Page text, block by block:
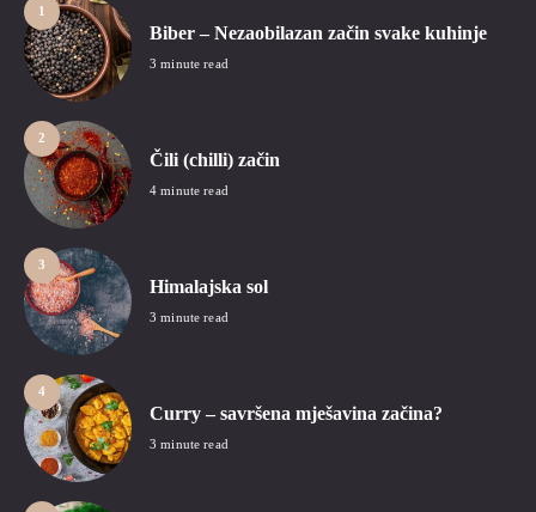
1
Biber – Nezaobilazan začin svake kuhinje
3 minute read
2
Čili (chilli) začin
4 minute read
3
Himalajska sol
3 minute read
4
Curry – savršena mješavina začina?
3 minute read